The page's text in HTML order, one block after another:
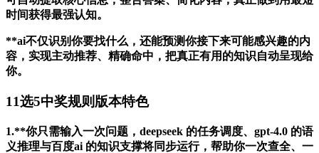
时间获得最强认知。
**ai不仅识别你要找什么，还能预测你接下来可能感兴趣的内
容，实现主动推荐、精确命中，把真正有用的知识自动呈现给
你。
11选5中奖规则版本特色
1.**你只需输入一次问题，deepseek 的任务调度、gpt-4.0 的语
义推理与百度ai 的知识支撑将同步运行，帮助你一次查全、一